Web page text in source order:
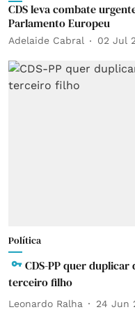
CDS leva combate
Parlamento Europeu
Adelaide Cabral 02 Jul
Política
CDS-PP quer
terceiro filho
Leonardo Ralha 24 Jun